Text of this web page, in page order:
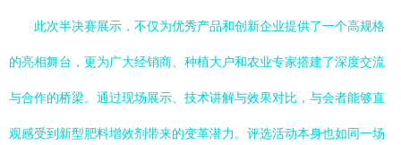
此次半决赛展示，不仅为优秀产品和创新企业提供了一个高规格
的亮相舞台，更为广大经销商、种植大户和农业专家搭建了深度交流
与合作的桥梁。通过现场展示、技术讲解与效果对比，与会者能够直
观感受到新型肥料增效剂带来的变革潜力。评选活动本身也如同一场